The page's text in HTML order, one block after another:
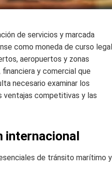
de servicios y marcada
como moneda de curso legal
aeropuertos y zonas
y comercial que
necesario examinar los
ventajas competitivas y las
internacional
de tránsito marítimo y